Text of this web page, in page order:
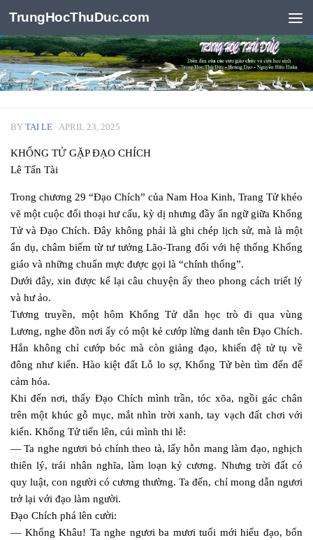
Skip to content
TrungHocThuDuc.com
BY TAI LE · APRIL 23, 2025
KHỔNG TỬ GẶP ĐẠO CHÍCH
Lê Tấn Tài
Trong chương 29 “Đạo Chích” của Nam Hoa Kinh, Trang Tử khéo
vẽ một cuộc đối thoại hư cấu, kỳ dị nhưng đầy ẩn ngữ giữa Khổng
Tử và Đạo Chích. Đây không phải là ghi chép lịch sử, mà là một
ẩn dụ, châm biếm từ tư tưởng Lão-Trang đối với hệ thống Khổng
giáo và những chuẩn mực được gọi là “chính thống”.
Dưới đây, xin được kể lại câu chuyện ấy theo phong cách triết lý
và hư ảo.
Tương truyền, một hôm Khổng Tử dẫn học trò đi qua vùng
Lương, nghe đồn nơi ấy có một kẻ cướp lừng danh tên Đạo Chích.
Hắn không chỉ cướp bóc mà còn giảng đạo, khiến đệ tử tụ về
đông như kiến. Hào kiệt đất Lỗ lo sợ, Khổng Tử bèn tìm đến để
cảm hóa.
Khi đến nơi, thấy Đạo Chích mình trần, tóc xõa, ngồi gác chân
trên một khúc gỗ mục, mắt nhìn trời xanh, tay vạch đất chơi với
kiến. Khổng Tử tiến lên, cúi mình thi lễ:
— Ta nghe ngươi bỏ chính theo tà, lấy hỗn mang làm đạo, nghịch
thiên lý, trái nhân nghĩa, làm loạn kỷ cương. Nhưng trời đất có
quy luật, con người có cương thường. Ta đến, chỉ mong dẫn ngươi
trở lại với đạo làm người.
Đạo Chích phá lên cười:
— Khổng Khâu! Ta nghe ngươi ba mươi tuổi mới hiểu đạo, bốn